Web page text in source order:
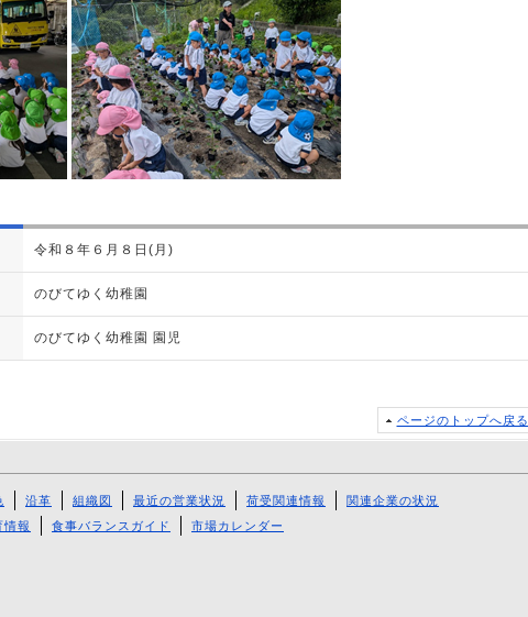
令和８年６月８日(月)
のびてゆく幼稚園
のびてゆく幼稚園 園児
ページのトップへ戻る
沿革 組織図 最近の営業状況 荷受関連情報
関連企業の状況
情報 食事バランスガイド 市場カレンダー